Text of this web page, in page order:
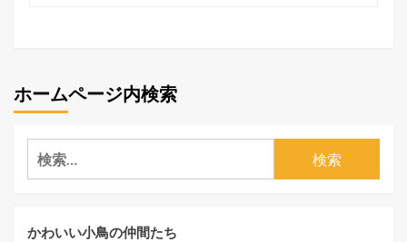
ホームページ内検索
検
索:
かわいい小鳥の仲間たち